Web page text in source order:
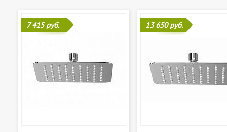
7 415 руб. 13 650 руб.